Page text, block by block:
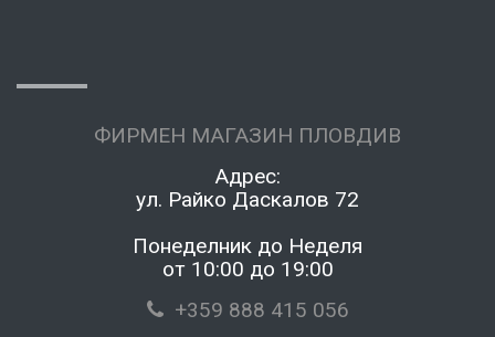
ФИРМЕН МАГАЗИН ПЛОВДИВ
Адрес:
ул. Райко Даскалов 72
Понеделник до Неделя
от 10:00 до 19:00
+359 888 415 056